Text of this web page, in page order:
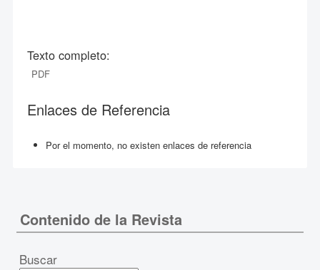
Texto completo:
PDF
Enlaces de Referencia
Por el momento, no existen enlaces de referencia
Contenido de la Revista
Buscar